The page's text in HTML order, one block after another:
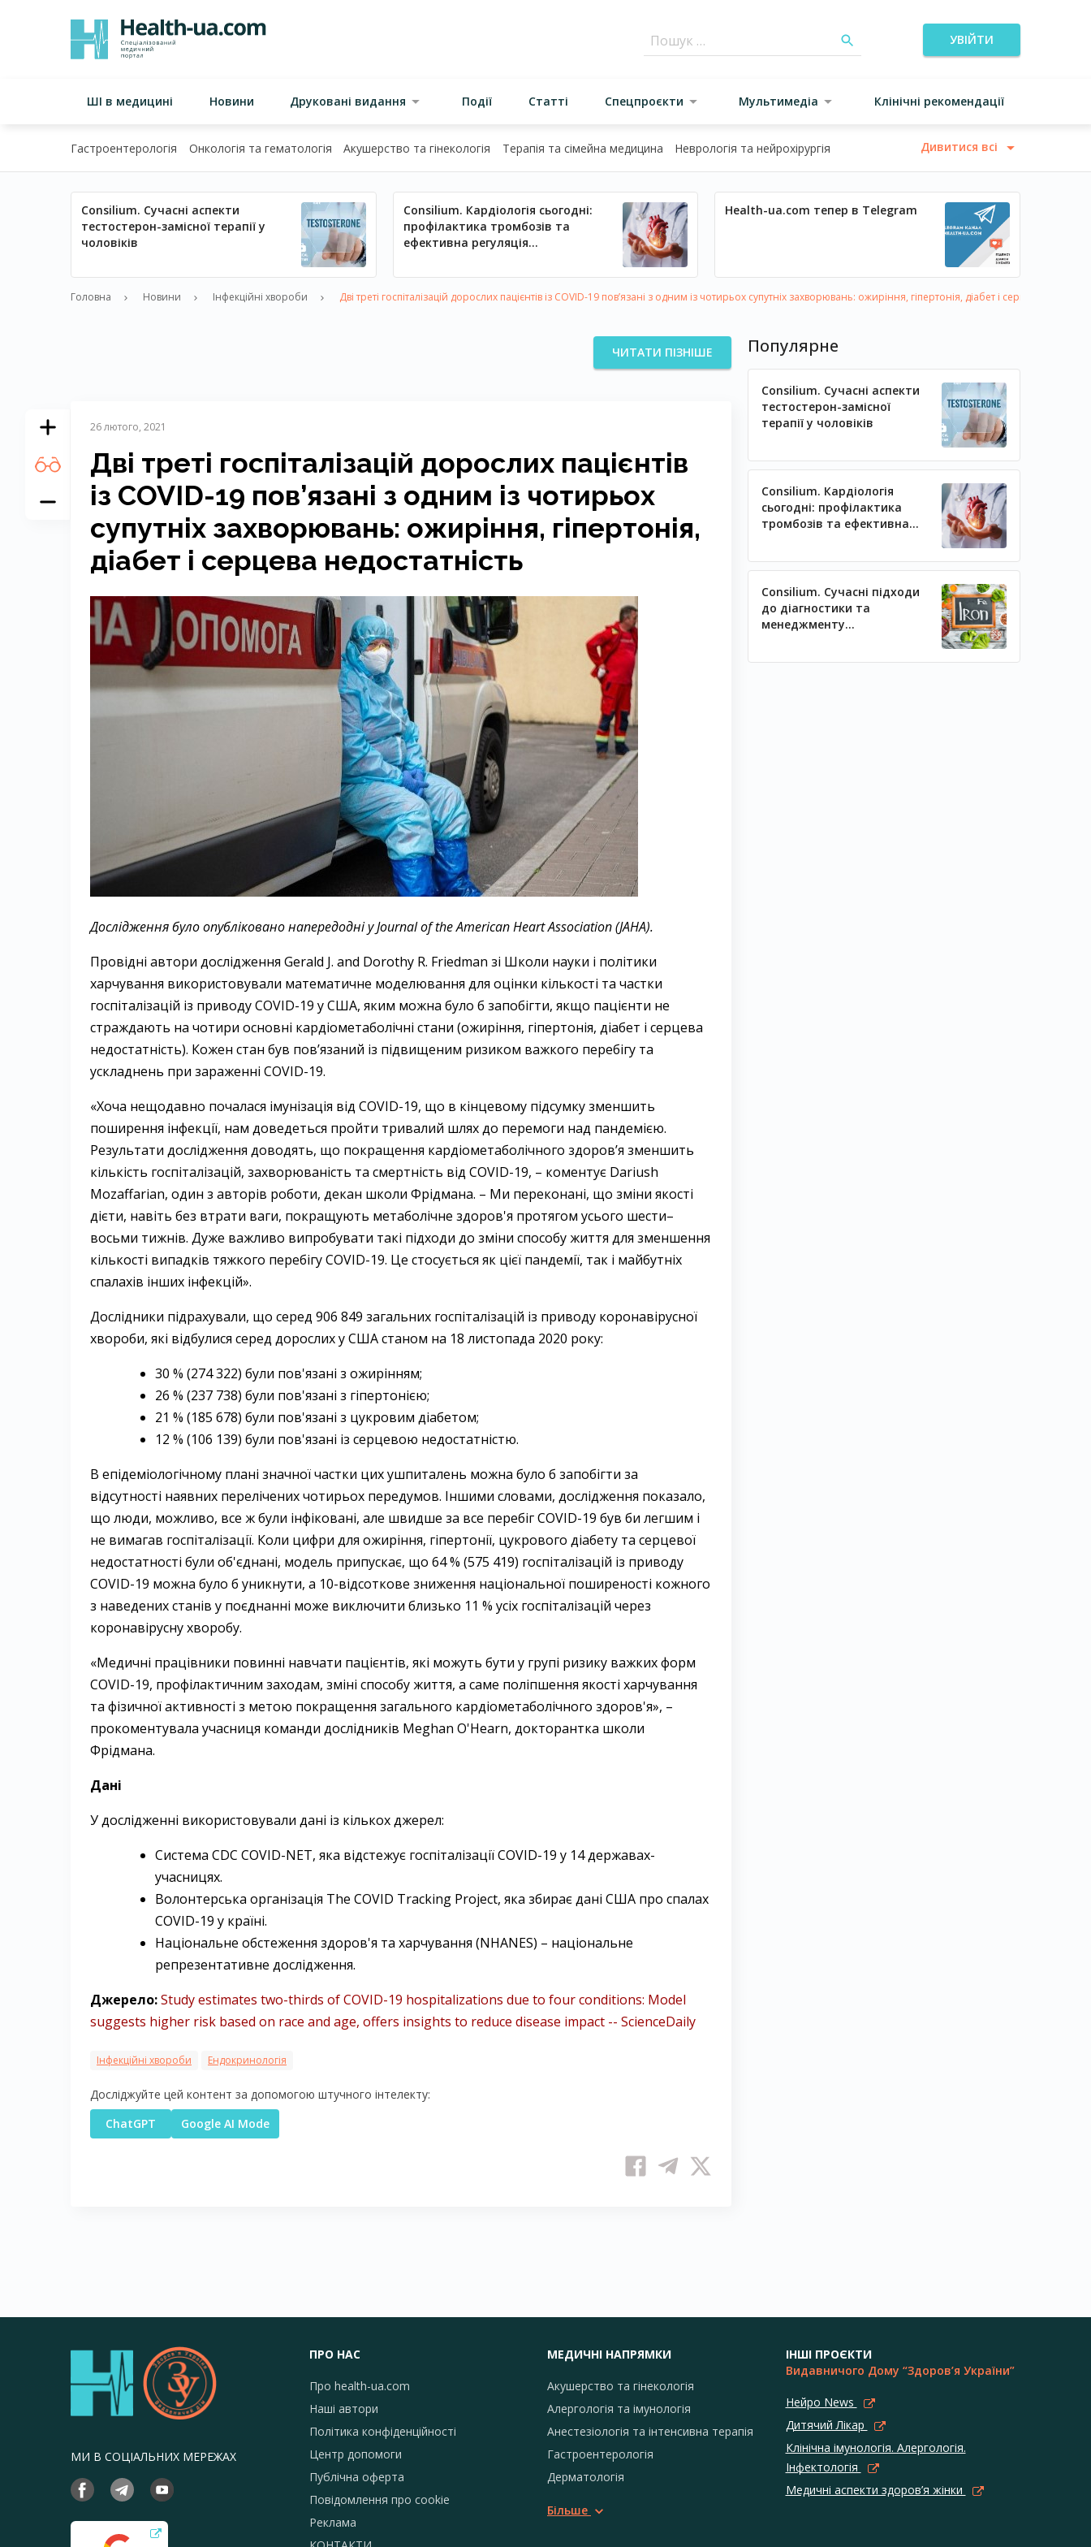
УВІЙТИ
ШІ в медицині Новини Друковані видання Події Статті Спецпроєкти Мультимедіа Клінічні рекомендації
Гастроентерологія Онкологія та гематологія Акушерство та гінекологія Терапія та сімейна медицина Неврологія та нейрохірургія Дивитися всі
Consilium. Сучасні аспекти
тестостерон-замісної терапії у
чоловіків
Consilium. Кардіологія сьогодні:
профілактика тромбозів та
ефективна регуляція
Health-ua.com тепер в Telegram
Головна Новини Інфекційні хвороби Дві треті госпіталізацій дорослих пацієнтів із COVID-19 пов’язані з одним із чотирьох супутніх захворювань: ожиріння, гіпертонія, діабет і серцева
ЧИТАТИ ПІЗНІШЕ
26 лютого, 2021
Дві треті госпіталізацій дорослих пацієнтів
із COVID-19 пов’язані з одним із чотирьох
супутніх захворювань: ожиріння, гіпертонія,
діабет і серцева недостатність
Дослідження було опубліковано напередодні у Journal of the American Heart Association (JAHA).
Провідні автори дослідження Gerald J. and Dorothy R. Friedman зі Школи науки і політики
харчування використовували математичне моделювання для оцінки кількості та частки
госпіталізацій із приводу COVID-19 у США, яким можна було б запобігти, якщо пацієнти не
страждають на чотири основні кардіометаболічні стани (ожиріння, гіпертонія, діабет і серцева
недостатність). Кожен стан був пов’язаний із підвищеним ризиком важкого перебігу та
ускладнень при зараженні COVID-19.
«Хоча нещодавно почалася імунізація від COVID-19, що в кінцевому підсумку зменшить
поширення інфекції, нам доведеться пройти тривалий шлях до перемоги над пандемією.
Результати дослідження доводять, що покращення кардіометаболічного здоров’я зменшить
кількість госпіталізацій, захворюваність та смертність від COVID-19, – коментує Dariush
Mozaffarian, один з авторів роботи, декан школи Фрідмана. – Ми переконані, що зміни якості
дієти, навіть без втрати ваги, покращують метаболічне здоров'я протягом усього шести–
восьми тижнів. Дуже важливо випробувати такі підходи до зміни способу життя для зменшення
кількості випадків тяжкого перебігу COVID-19. Це стосується як цієї пандемії, так і майбутніх
спалахів інших інфекцій».
Дослідники підрахували, що серед 906 849 загальних госпіталізацій із приводу коронавірусної
хвороби, які відбулися серед дорослих у США станом на 18 листопада 2020 року:
30 % (274 322) були пов'язані з ожирінням;
26 % (237 738) були пов'язані з гіпертонією;
21 % (185 678) були пов'язані з цукровим діабетом;
12 % (106 139) були пов'язані із серцевою недостатністю.
В епідеміологічному плані значної частки цих ушпиталень можна було б запобігти за
відсутності наявних перелічених чотирьох передумов. Іншими словами, дослідження показало,
що люди, можливо, все ж були інфіковані, але швидше за все перебіг COVID-19 був би легшим і
не вимагав госпіталізації. Коли цифри для ожиріння, гіпертонії, цукрового діабету та серцевої
недостатності були об'єднані, модель припускає, що 64 % (575 419) госпіталізацій із приводу
COVID-19 можна було б уникнути, а 10-відсоткове зниження національної поширеності кожного
з наведених станів у поєднанні може виключити близько 11 % усіх госпіталізацій через
коронавірусну хворобу.
«Медичні працівники повинні навчати пацієнтів, які можуть бути у групі ризику важких форм
COVID-19, профілактичним заходам, зміні способу життя, а саме поліпшення якості харчування
та фізичної активності з метою покращення загального кардіометаболічного здоров'я», –
прокоментувала учасниця команди дослідників Meghan O'Hearn, докторантка школи
Фрідмана.
Дані
У дослідженні використовували дані із кількох джерел:
Система CDC COVID-NET, яка відстежує госпіталізації COVID-19 у 14 державах-
учасницях.
Волонтерська організація The COVID Tracking Project, яка збирає дані США про спалах
COVID-19 у країні.
Національне обстеження здоров'я та харчування (NHANES) – національне
репрезентативне дослідження.
Джерело:Study estimates two-thirds of COVID-19 hospitalizations due to four conditions: Model
suggests higher risk based on race and age, offers insights to reduce disease impact -- ScienceDaily
Інфекційні хвороби Ендокринологія
Досліджуйте цей контент за допомогою штучного інтелекту:
ChatGPT
Google AI Mode
Популярне
Consilium. Сучасні аспекти
тестостерон-замісної
терапії у чоловіків
Consilium. Кардіологія
сьогодні: профілактика
тромбозів та ефективна
Consilium. Сучасні підходи
до діагностики та
менеджменту
МИ В СОЦІАЛЬНИХ МЕРЕЖАХ
ПРО НАС
Про health-ua.com
Наші автори
Політика конфіденційності
Центр допомоги
Публічна оферта
Повідомлення про сookie
Реклама
МЕДИЧНІ НАПРЯМКИ
Акушерство та гінекологія
Алергологія та імунологія
Анестезіологія та інтенсивна терапія
Гастроентерологія
Дерматологія
Більше
ІНШІ ПРОЄКТИ
Видавничого Дому “Здоров’я України”
Нейро News
Дитячий Лікар
Клінічна імунологія. Алергологія.
Інфектологія
Медичні аспекти здоров’я жінки